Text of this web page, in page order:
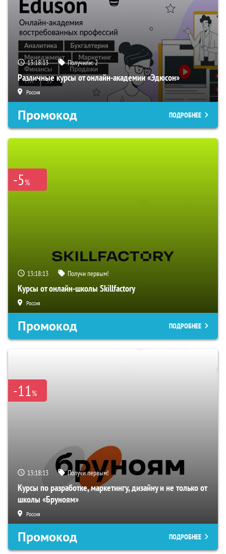
13:18:12 Получили:2
Различные курсы от онлайн-академии «Эдюсон»
Россия
Промокод ПОДРОБНЕЕ
-5%
13:18:12 Получи первым!
Курсы от онлайн-школы Skillfactory
Россия
Промокод ПОДРОБНЕЕ
-11%
13:18:12 Получи первым!
Курсы по разработке, маркетингу, дизайну и не только от
школы «Бруноям»
Россия
Промокод ПОДРОБНЕЕ